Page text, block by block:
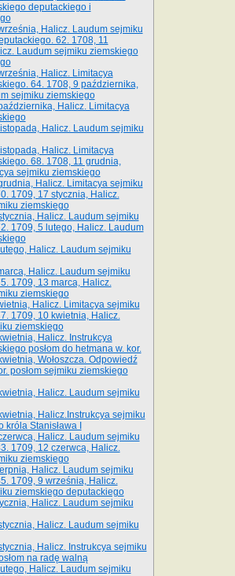
deputackiego i
Halicz. Laudum sejmiku
62. 1708, 11
Laudum sejmiku ziemskiego
Halicz. Limitacya
64. 1708, 9 października,
sejmiku ziemskiego
Halicz. Limitacya
Halicz. Laudum sejmiku
Halicz. Limitacya
68. 1708, 11 grudnia,
sejmiku ziemskiego
Halicz. Limitacya sejmiku
1709, 17 stycznia, Halicz.
ziemskiego
Halicz. Laudum sejmiku
1709, 5 lutego, Halicz. Laudum
Halicz. Laudum sejmiku
Halicz. Laudum sejmiku
1709, 13 marca, Halicz.
ziemskiego
Halicz. Limitacya sejmiku
1709, 10 kwietnia, Halicz.
ziemskiego
Halicz. Instrukcya
posłom do hetmana w. kor.
Wołoszcza. Odpowiedź
posłom sejmiku ziemskiego
Halicz. Laudum sejmiku
Halicz.Instrukcya sejmiku
Stanisława I
Halicz. Laudum sejmiku
1709, 12 czerwca, Halicz.
ziemskiego
Halicz. Laudum sejmiku
1709, 9 września, Halicz.
ziemskiego deputackiego
Halicz. Laudum sejmiku
Halicz. Laudum sejmiku
Halicz. Instrukcya sejmiku
na radę walną
Halicz. Laudum sejmiku